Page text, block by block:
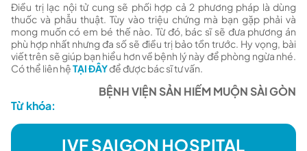
Điều trị lạc nội tử cung sẽ phối hợp cả 2 phương pháp là dùng
thuốc và phẫu thuật. Tùy vào triệu chứng mà bạn gặp phải và
mong muốn có em bé thế nào. Từ đó, bác sĩ sẽ đưa phương án
phù hợp nhất nhưng đa số sẽ điều trị bảo tồn trước. Hy vọng, bài
viết trên sẽ giúp bạn hiểu hơn về bệnh lý này để phòng ngừa nhé.
Có thể liên hệTẠI ĐÂYđể được bác sĩ tư vấn.
BỆNH VIỆN SẢN HIẾM MUỘN SÀI GÒN
Từ khóa:
IVF SAIGON HOSPITAL